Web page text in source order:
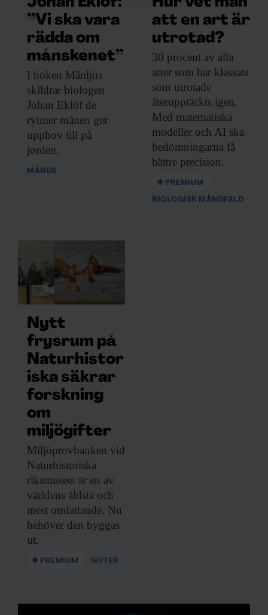
vidarebefordrar även sådana identifierare och annan
information från din enhet till de sociala medier och
annons- och analysföretag som vi samarbetar med.
Dessa kan i sin tur kombinera informationen med annan
information som du har tillhandahållit eller som de har
samlat in när du har använt deras tjänster.
”Vi ska vara
rädda om
månskenet”
I boken Månljus
skildrar biologen
Johan Eklöf de
rytmer månen ger
upphov till på
jorden.
MÅNEN
att en art är
utrotad?
30 procent av alla
arter som har klassats
som utrotade
återupptäckts igen.
Med matematiska
modeller och AI ska
bedömningarna få
bättre precision.
PREMIUM
BIOLOGISK MÅNGFALD
Nytt
frysrum på
Naturhistor
iska säkrar
forskning
om
miljögifter
Miljöprovbanken vid
Naturhistoriska
riksmuseet är en av
världens äldsta och
mest omfattande. Nu
behöver den byggas
ut.
PREMIUM GIFTER